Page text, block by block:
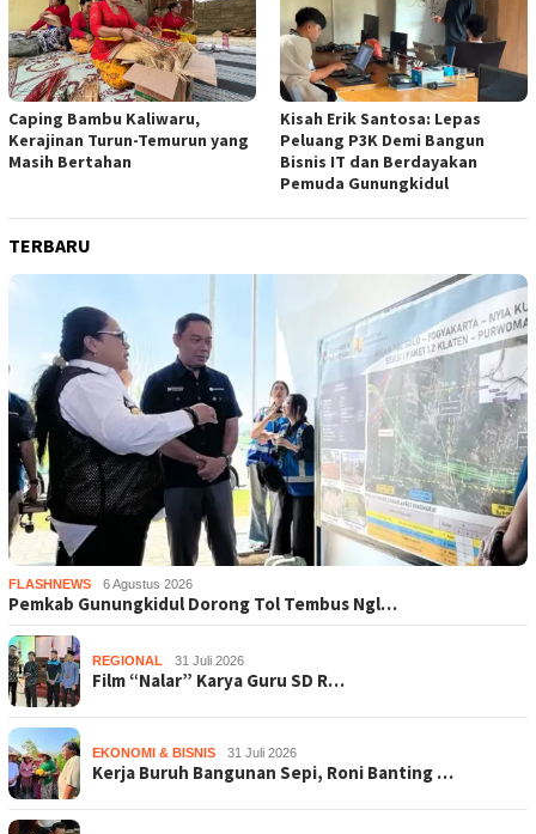
Caping Bambu Kaliwaru,
Kerajinan Turun-Temurun yang
Masih Bertahan
Kisah Erik Santosa: Lepas
Peluang P3K Demi Bangun
Bisnis IT dan Berdayakan
Pemuda Gunungkidul
TERBARU
FLASHNEWS 6 Agustus 2026
Pemkab Gunungkidul Dorong Tol Tembus Ngl…
REGIONAL 31 Juli 2026
Film “Nalar” Karya Guru SD R…
EKONOMI & BISNIS 31 Juli 2026
Kerja Buruh Bangunan Sepi, Roni Banting …